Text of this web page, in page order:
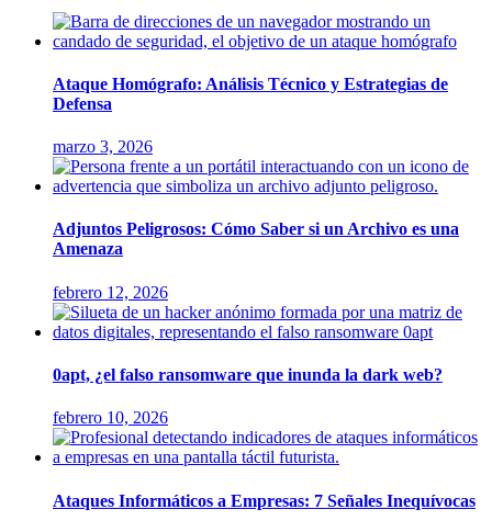
Ataque Homógrafo: Análisis Técnico y Estrategias de
Defensa
marzo 3, 2026
Adjuntos Peligrosos: Cómo Saber si un Archivo es una
Amenaza
febrero 12, 2026
0apt, ¿el falso ransomware que inunda la dark web?
febrero 10, 2026
Ataques Informáticos a Empresas: 7 Señales Inequívocas